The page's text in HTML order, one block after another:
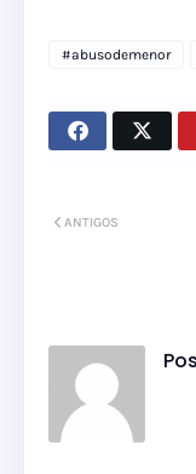
#abusodemenor
ANTIGOS